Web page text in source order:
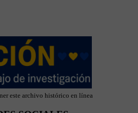
este archivo histórico en línea